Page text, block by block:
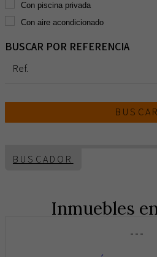
Con piscina privada
Con aire acondicionado
BUSCAR POR REFERENCIA
BUSCAR
BUSCADOR
Inmuebles
---